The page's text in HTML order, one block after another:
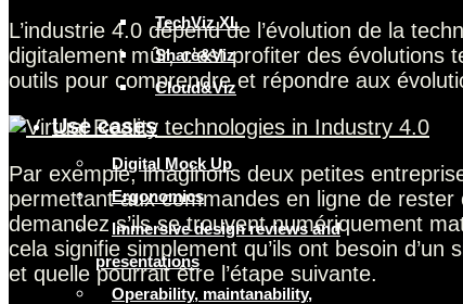
TechViz XL
Share&Viz
Cloud&Viz
Use cases
Digital Mock Up
Ergonomics
Immersive design reviews and
presentations
Operability, maintanability,
L’industrie 4.0 dépend de l’évolution de la
digitalement mûr, c’est profiter des
outils pour comprendre et répondre aux
Par exemple, imaginons deux petites
permettant aux commandes en ligne de
demandez s’ils se trouvent numériquement
cela signifie simplement qu’ils ont besoin
et quelle pourrait être l’étape suivante.